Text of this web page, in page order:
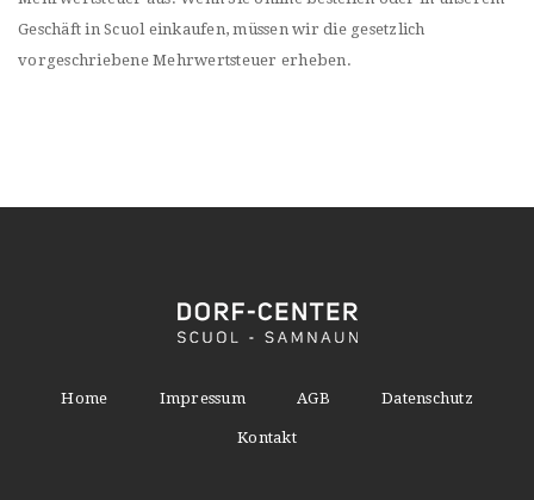
Geschäft in Scuol einkaufen, müssen wir die gesetzlich
vorgeschriebene Mehrwertsteuer erheben.
Home Impressum AGB Datenschutz
Kontakt